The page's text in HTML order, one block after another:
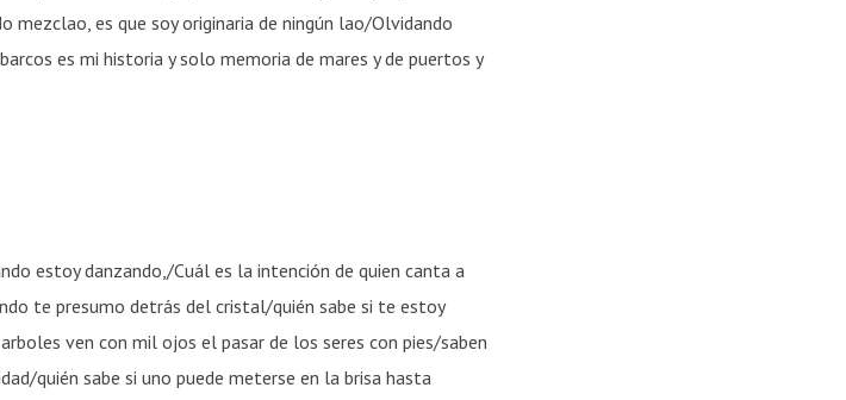
mezclao, es que soy originaria de ningún lao/Olvidando
es mi historia y solo memoria de mares y de puertos y
estoy danzando,/Cuál es la intención de quien canta a
te presumo detrás del cristal/quién sabe si te estoy
ven con mil ojos el pasar de los seres con pies/saben
quién sabe si uno puede meterse en la brisa hasta